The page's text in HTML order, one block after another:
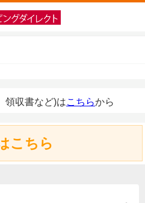
領収書など)はこちらから
こちら